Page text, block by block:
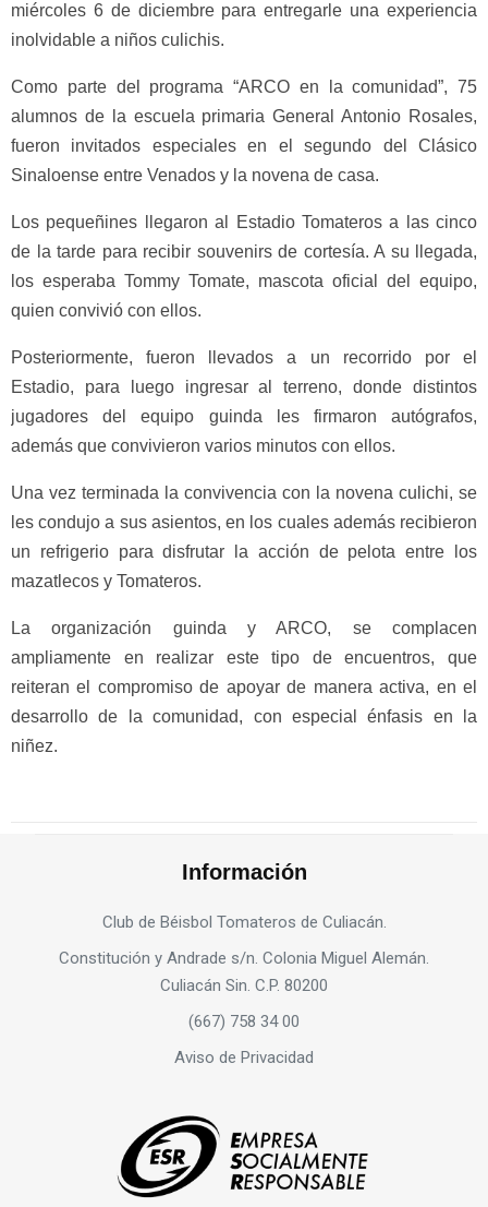
miércoles 6 de diciembre para entregarle una experiencia
inolvidable a niños culichis.
Como parte del programa “ARCO en la comunidad”, 75
alumnos de la escuela primaria General Antonio Rosales,
fueron invitados especiales en el segundo del Clásico
Sinaloense entre Venados y la novena de casa.
Los pequeñines llegaron al Estadio Tomateros a las cinco
de la tarde para recibir souvenirs de cortesía. A su llegada,
los esperaba Tommy Tomate, mascota oficial del equipo,
quien convivió con ellos.
Posteriormente, fueron llevados a un recorrido por el
Estadio, para luego ingresar al terreno, donde distintos
jugadores del equipo guinda les firmaron autógrafos,
además que convivieron varios minutos con ellos.
Una vez terminada la convivencia con la novena culichi, se
les condujo a sus asientos, en los cuales además recibieron
un refrigerio para disfrutar la acción de pelota entre los
mazatlecos y Tomateros.
La organización guinda y ARCO, se complacen
ampliamente en realizar este tipo de encuentros, que
reiteran el compromiso de apoyar de manera activa, en el
desarrollo de la comunidad, con especial énfasis en la
niñez.
Información
Club de Béisbol Tomateros de Culiacán.
Constitución y Andrade s/n. Colonia Miguel Alemán.
Culiacán Sin. C.P. 80200
(667) 758 34 00
Aviso de Privacidad